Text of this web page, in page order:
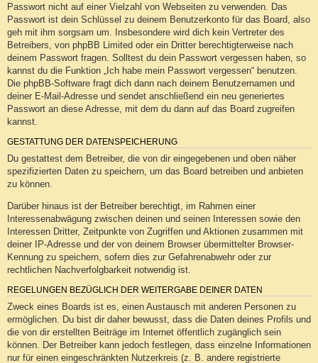
Passwort nicht auf einer Vielzahl von Webseiten zu verwenden. Das
Passwort ist dein Schlüssel zu deinem Benutzerkonto für das Board, also
geh mit ihm sorgsam um. Insbesondere wird dich kein Vertreter des
Betreibers, von phpBB Limited oder ein Dritter berechtigterweise nach
deinem Passwort fragen. Solltest du dein Passwort vergessen haben, so
kannst du die Funktion „Ich habe mein Passwort vergessen“ benutzen.
Die phpBB-Software fragt dich dann nach deinem Benutzernamen und
deiner E-Mail-Adresse und sendet anschließend ein neu generiertes
Passwort an diese Adresse, mit dem du dann auf das Board zugreifen
kannst.
GESTATTUNG DER DATENSPEICHERUNG
Du gestattest dem Betreiber, die von dir eingegebenen und oben näher
spezifizierten Daten zu speichern, um das Board betreiben und anbieten
zu können.
Darüber hinaus ist der Betreiber berechtigt, im Rahmen einer
Interessenabwägung zwischen deinen und seinen Interessen sowie den
Interessen Dritter, Zeitpunkte von Zugriffen und Aktionen zusammen mit
deiner IP-Adresse und der von deinem Browser übermittelter Browser-
Kennung zu speichern, sofern dies zur Gefahrenabwehr oder zur
rechtlichen Nachverfolgbarkeit notwendig ist.
REGELUNGEN BEZÜGLICH DER WEITERGABE DEINER DATEN
Zweck eines Boards ist es, einen Austausch mit anderen Personen zu
ermöglichen. Du bist dir daher bewusst, dass die Daten deines Profils und
die von dir erstellten Beiträge im Internet öffentlich zugänglich sein
können. Der Betreiber kann jedoch festlegen, dass einzelne Informationen
nur für einen eingeschränkten Nutzerkreis (z. B. andere registrierte